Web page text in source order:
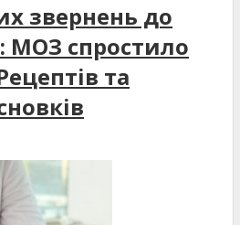
звернень до
МОЗ спростило
та